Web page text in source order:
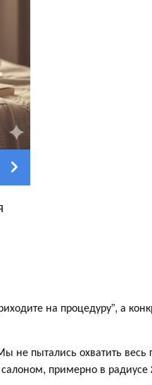
на процедуру”, а
пытались охватить весь
примерно в